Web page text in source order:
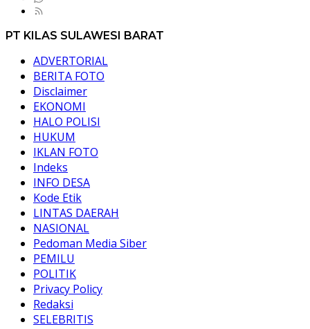
PT KILAS SULAWESI BARAT
ADVERTORIAL
BERITA FOTO
Disclaimer
EKONOMI
HALO POLISI
HUKUM
IKLAN FOTO
Indeks
INFO DESA
Kode Etik
LINTAS DAERAH
NASIONAL
Pedoman Media Siber
PEMILU
POLITIK
Privacy Policy
Redaksi
SELEBRITIS